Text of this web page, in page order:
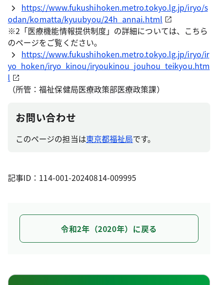
https://www.fukushihoken.metro.tokyo.lg.jp/iryo/s
odan/komatta/kyuubyou/24h_annai.html
※2「医療機能情報提供制度」の詳細については、こちら
のページをご覧ください。
https://www.fukushihoken.metro.tokyo.lg.jp/iryo/ir
yo_hoken/iryo_kinou/iryoukinou_jouhou_teikyou.htm
l
（所管：福祉保健局医療政策部医療政策課）
お問い合わせ
このページの担当は東京都福祉局です。
記事ID：114-001-20240814-009995
令和2年（2020年）に戻る